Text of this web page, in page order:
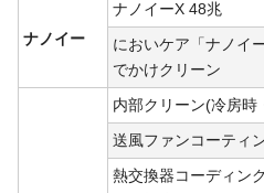
ナノイー
ナノイーX 48兆
においケア「ナノイ
でかけクリーン
内部クリーン(冷房時
送風ファンコーティ
熱交換器コーディン